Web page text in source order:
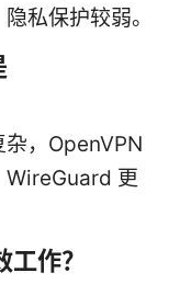
私保护较弱。
，OpenVPN
WireGuard 更
作？